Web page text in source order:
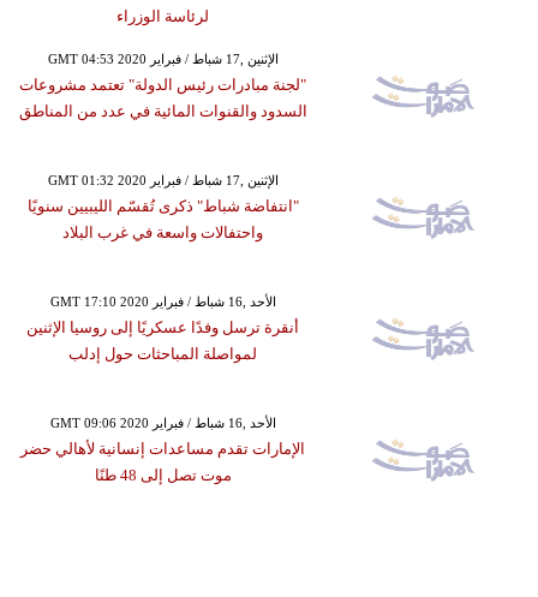
لرئاسة الوزراء
GMT 04:53 2020 الإثنين ,17 شباط / فبراير
"لجنة مبادرات رئيس الدولة" تعتمد مشروعات
السدود والقنوات المائية في عدد من المناطق
GMT 01:32 2020 الإثنين ,17 شباط / فبراير
"انتفاضة شباط" ذكرى تُقسّم الليبيين سنويًا
واحتفالات واسعة في غرب البلاد
GMT 17:10 2020 الأحد ,16 شباط / فبراير
أنقرة ترسل وفدًا عسكريًا إلى روسيا الإثنين
لمواصلة المباحثات حول إدلب
GMT 09:06 2020 الأحد ,16 شباط / فبراير
الإمارات تقدم مساعدات إنسانية لأهالي حضر
موت تصل إلى 48 طنًا